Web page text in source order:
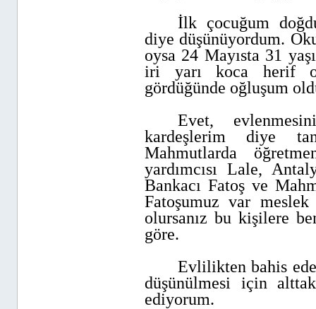
İlk çocuğum
diye düşünüyordum.
oysa 24 Mayısta 31
iri yarı koca herif
gördüğünde oğluşum
Evet,
kardeşlerim diye
Mahmutlarda
yardımcısı Lale,
Bankacı Fatoş ve
Fatoşumuz var
olursanız bu kişilere
göre.
Evlilikten bahis
düşünülmesi için
ediyorum.